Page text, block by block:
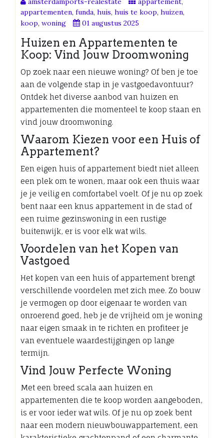
appartementen, funda, huis, huis te koop, huizen,
koop, woning 01 augustus 2025
Huizen en Appartementen te
Koop: Vind Jouw Droomwoning
Op zoek naar een nieuwe woning? Of ben je toe
aan de volgende stap in je vastgoedavontuur?
Ontdek het diverse aanbod van huizen en
appartementen die momenteel te koop staan en
vind jouw droomwoning.
Waarom Kiezen voor een Huis of
Appartement?
Een eigen huis of appartement biedt niet alleen
een plek om te wonen, maar ook een thuis waar
je je veilig en comfortabel voelt. Of je nu op zoek
bent naar een knus appartement in de stad of
een ruime gezinswoning in een rustige
buitenwijk, er is voor elk wat wils.
Voordelen van het Kopen van
Vastgoed
Het kopen van een huis of appartement brengt
verschillende voordelen met zich mee. Zo bouw
je vermogen op door eigenaar te worden van
onroerend goed, heb je de vrijheid om je woning
naar eigen smaak in te richten en profiteer je
van eventuele waardestijgingen op lange
termijn.
Vind Jouw Perfecte Woning
Met een breed scala aan huizen en
appartementen die te koop worden aangeboden,
is er voor ieder wat wils. Of je nu op zoek bent
naar een modern nieuwbouwappartement, een